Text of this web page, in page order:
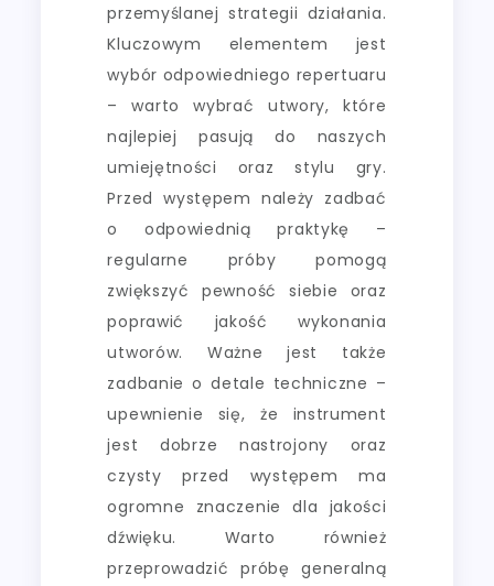
przemyślanej strategii działania.
Kluczowym elementem jest
wybór odpowiedniego repertuaru
– warto wybrać utwory, które
najlepiej pasują do naszych
umiejętności oraz stylu gry.
Przed występem należy zadbać
o odpowiednią praktykę –
regularne próby pomogą
zwiększyć pewność siebie oraz
poprawić jakość wykonania
utworów. Ważne jest także
zadbanie o detale techniczne –
upewnienie się, że instrument
jest dobrze nastrojony oraz
czysty przed występem ma
ogromne znaczenie dla jakości
dźwięku. Warto również
przeprowadzić próbę generalną